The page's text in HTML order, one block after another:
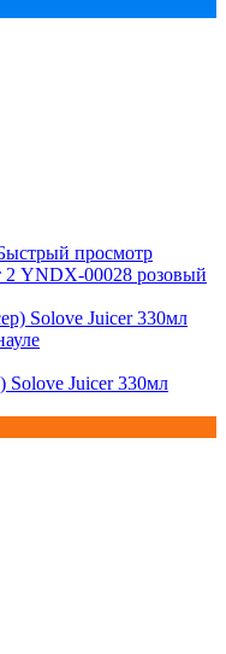
просмотр
YNDX-00028 розовый
Solove Juicer 330мл